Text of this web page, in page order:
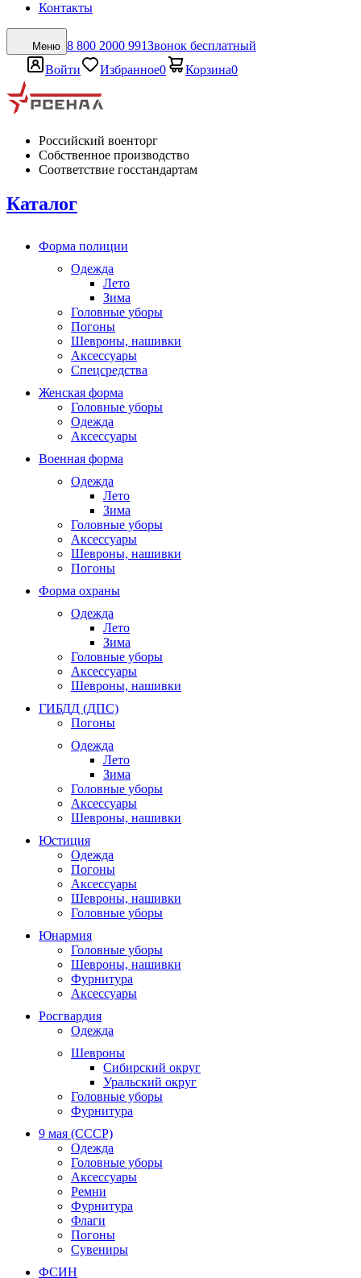
Контакты
Меню 8 800 2000 991Звонок бесплатный
Войти
Избранное0 Корзина0
Российский военторг
Собственное производство
Соответствие госстандартам
Каталог
Форма полиции
Одежда
Лето
Зима
Головные уборы
Погоны
Шевроны, нашивки
Аксессуары
Спецсредства
Женская форма
Головные уборы
Одежда
Аксессуары
Военная форма
Одежда
Лето
Зима
Головные уборы
Аксессуары
Шевроны, нашивки
Погоны
Форма охраны
Одежда
Лето
Зима
Головные уборы
Аксессуары
Шевроны, нашивки
ГИБДД (ДПС)
Погоны
Одежда
Лето
Зима
Головные уборы
Аксессуары
Шевроны, нашивки
Юстиция
Одежда
Погоны
Аксессуары
Шевроны, нашивки
Головные уборы
Юнармия
Головные уборы
Шевроны, нашивки
Фурнитура
Аксессуары
Росгвардия
Одежда
Шевроны
Сибирский округ
Уральский округ
Головные уборы
Фурнитура
9 мая (СССР)
Одежда
Головные уборы
Аксессуары
Ремни
Фурнитура
Флаги
Погоны
Сувениры
ФСИН